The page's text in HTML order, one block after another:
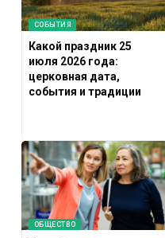
СОБЫТИЯ
Какой праздник 25
июля 2026 года:
церковная дата,
события и традиции
ОБЩЕСТВО